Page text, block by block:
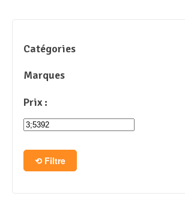
Catégories
Marques
Prix :
Filtre